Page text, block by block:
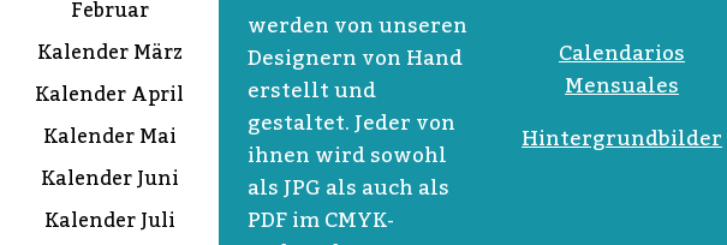
Februar
Kalender März
Kalender April
Kalender Mai
Kalender Juni
Kalender Juli
werden von unseren
Designern von Hand
erstellt und
gestaltet. Jeder von
ihnen wird sowohl
als JPG als auch als
PDF im CMYK-
Calendarios
Mensuales
Hintergrundbilder